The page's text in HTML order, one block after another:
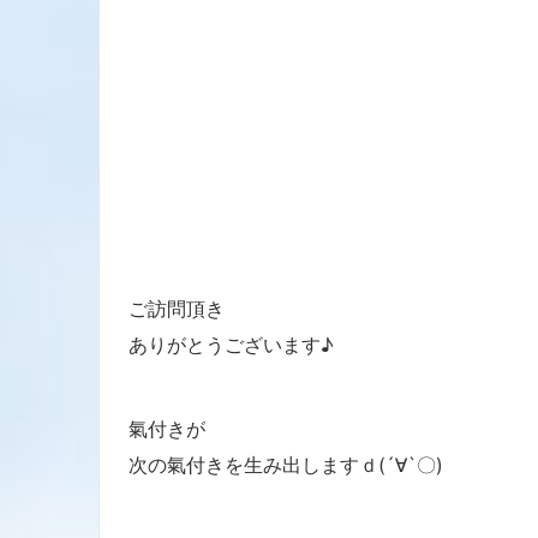
ご訪問頂き
ありがとうございます♪
氣付きが
次の氣付きを生み出しますｄ(´∀`〇)